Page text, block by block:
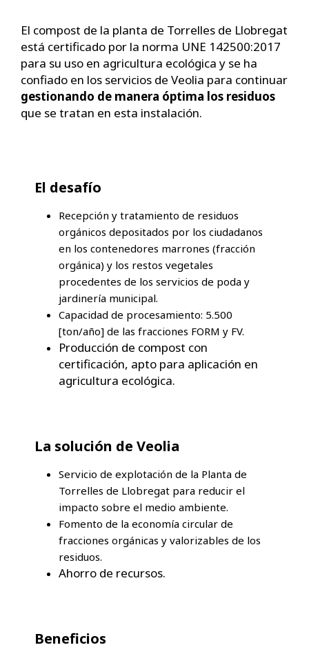
El compost de la planta de Torrelles de Llobregat
está certificado por la norma UNE 142500:2017
para su uso en agricultura ecológica y se ha
confiado en los servicios de Veolia para continuar
gestionando de manera óptima los residuos
que se tratan en esta instalación.
El desafío
Recepción y tratamiento de residuos
orgánicos depositados por los ciudadanos
en los contenedores marrones (fracción
orgánica) y los restos vegetales
procedentes de los servicios de poda y
jardinería municipal.
Capacidad de procesamiento: 5.500
[ton/año] de las fracciones FORM y FV.
Producción de compost con
certificación, apto para aplicación en
agricultura ecológica.
La solución de Veolia
Servicio de explotación de la Planta de
Torrelles de Llobregat para reducir el
impacto sobre el medio ambiente.
Fomento de la economía circular de
fracciones orgánicas y valorizables de los
residuos.
Ahorro de recursos.
Beneficios